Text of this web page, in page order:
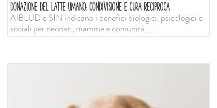
DONAZIONE DEL LATTE UMANO: CONDIVISIONE E CURA RECIPROCA
AIBLUD e SIN indicano i benefici biologici, psicologici e
sociali per neonati, mamme e comunità...